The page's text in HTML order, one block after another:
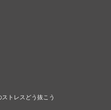
トレスどう抜こう